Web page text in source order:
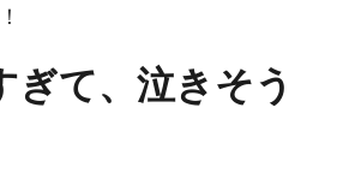
ぎて、泣きそう